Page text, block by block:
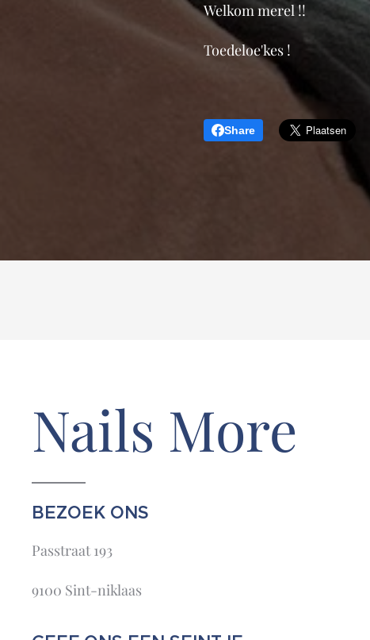
Welkom merel !!
Toedeloe'kes !
Share
Nails More
BEZOEK ONS
Passtraat 193
9100 Sint-niklaas